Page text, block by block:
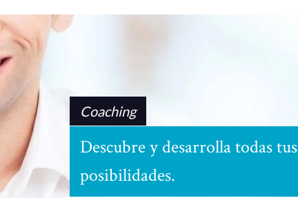
Coaching
Descubre y desarrolla todas tus
posibilidades.